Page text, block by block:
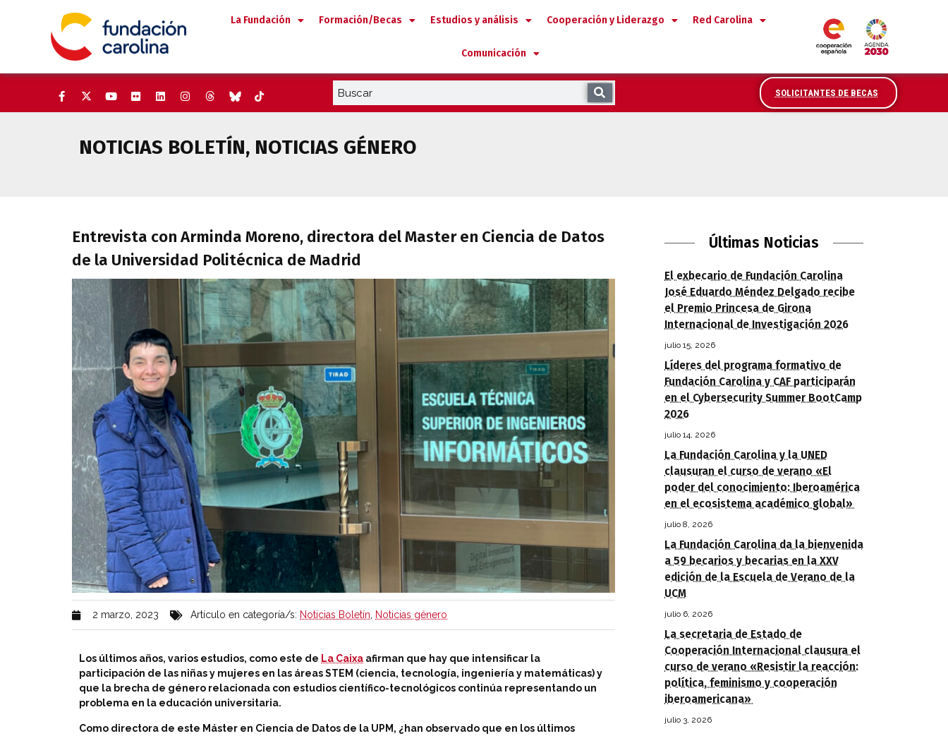
La Fundación Formación/Becas Estudios y análisis Cooperación y Liderazgo Red Carolina
Comunicación
SOLICITANTES DE BECAS
NOTICIAS BOLETÍN, NOTICIAS GÉNERO
Entrevista con Arminda Moreno, directora del Master en Ciencia de Datos
de la Universidad Politécnica de Madrid
2 marzo, 2023 Artículo en categoría/s: Noticias Boletín Noticias género
Los últimos años, varios estudios, como este de La Caixa afirman que hay que intensificar la
participación de las niñas y mujeres en las áreas STEM (ciencia, tecnología, ingeniería y matemáticas) y
que la brecha de género relacionada con estudios científico-tecnológicos continúa representando un
problema en la educación universitaria.
Como directora de este Máster en Ciencia de Datos de la UPM, ¿han observado que en los últimos
Últimas Noticias
El exbecario de Fundación Carolina
José Eduardo Méndez Delgado recibe
el Premio Princesa de Girona
Internacional de Investigación 2026
julio 15, 2026
Líderes del programa formativo de
Fundación Carolina y CAF participarán
en el Cybersecurity Summer BootCamp
2026
julio 14, 2026
La Fundación Carolina y la UNED
clausuran el curso de verano «El
poder del conocimiento: Iberoamérica
en el ecosistema académico global»
julio 8, 2026
La Fundación Carolina da la bienvenida
a 59 becarios y becarias en la XXV
edición de la Escuela de Verano de la
UCM
julio 6, 2026
La secretaria de Estado de
Cooperación Internacional clausura el
curso de verano «Resistir la reacción:
política, feminismo y cooperación
iberoamericana»
julio 3, 2026